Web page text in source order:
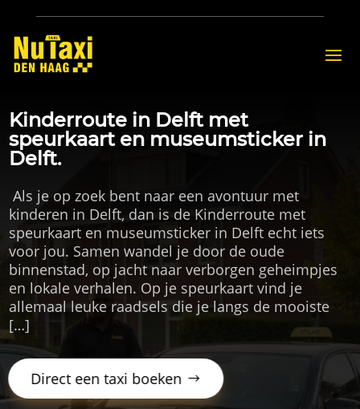
Kinderroute in Delft met
speurkaart en museumsticker in
Delft.
​ Als je op zoek bent naar een avontuur met
kinderen in Delft, dan is de Kinderroute met
speurkaart en museumsticker in Delft echt iets
voor jou.​ Samen wandel je door de oude
binnenstad, op jacht naar verborgen geheimpjes
en lokale verhalen.​ Op je speurkaart vind je
allemaal leuke raadsels die je langs de mooiste
[…]
Direct een taxi boeken